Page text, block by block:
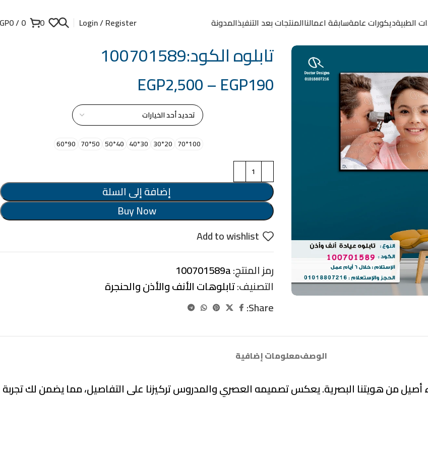
الطبيةديكورات عامةسابقة اعمالناالمنتجات بعد التنفيذالمدونة Login / Register
0
0
/
0
تابلوه الكود:100701589
EGP190
–
EGP2,500
100*70
20*30
30*40
40*50
50*70
90*60
إضافة إلى السلة
Buy Now
Add to wishlist
رمز المنتج:100701589a
التصنيف:تابلوهات الأنف والأذن والحنجرة
Share:
الوصفمعلومات إضافية
أصيل من هويتنا البصرية. يعكس تصميمه العصري والمدروس تركيزنا على التفاصيل، مما يضمن لك تجربة